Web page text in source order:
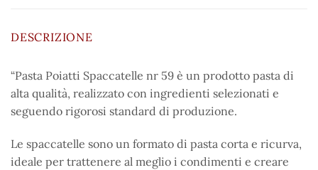
DESCRIZIONE
“Pasta Poiatti Spaccatelle nr 59 è un prodotto pasta di
alta qualità, realizzato con ingredienti selezionati e
seguendo rigorosi standard di produzione.
Le spaccatelle sono un formato di pasta corta e ricurva,
ideale per trattenere al meglio i condimenti e creare